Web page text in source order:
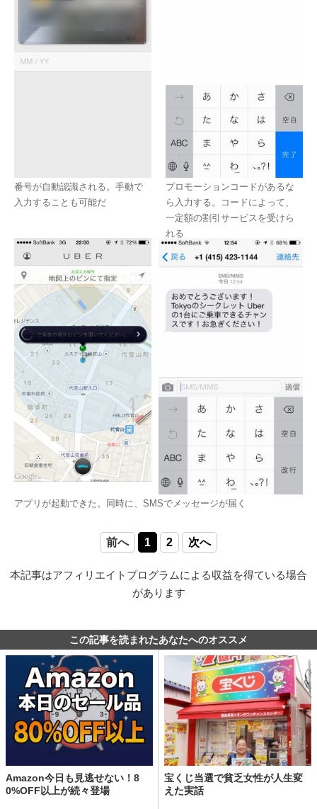
番号が自動認識される。手動で
入力することも可能だ
プロモーションコードがあるな
ら入力する。コードによって、
一定額の割引サービスを受けら
れる
アプリが起動できた。同時に、SMSでメッセージが届く
前へ 1 2 次へ
本記事はアフィリエイトプログラムによる収益を得ている場合
があります
この記事を読まれたあなたへのオススメ
Amazon今日も見逃せない！8
0%OFF以上が続々登場
宝くじ当選で貧乏女性が人生変
えた実話